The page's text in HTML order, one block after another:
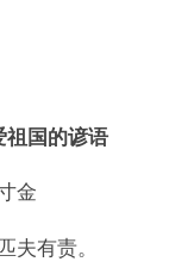
国的谚语
金
有责。